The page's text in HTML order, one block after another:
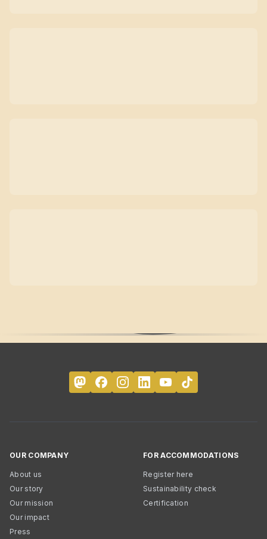
OUR COMPANY
About us
Our story
Our mission
Our impact
Press
FOR ACCOMMODATIONS
Register here
Sustainability check
Certification